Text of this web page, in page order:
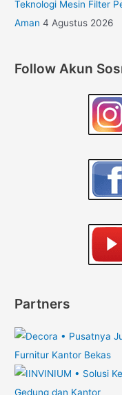
Teknologi Mesin Filter
Aman 4 Agustus 2026
Follow Akun
Partners